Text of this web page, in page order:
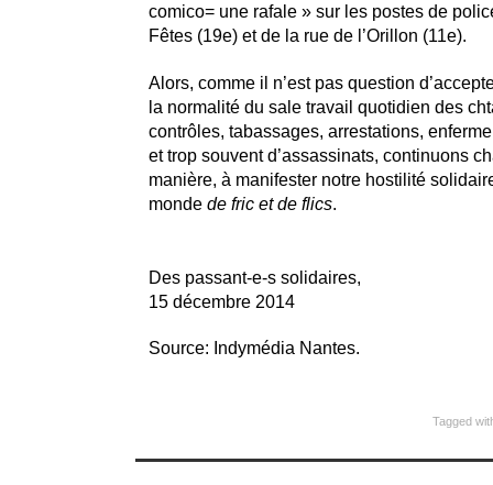
comico= une rafale » sur les postes de
Fêtes (19e) et de la rue de l’Orillon (11e).
Alors, comme il n’est pas question
la normalité du sale travail quotidien des
contrôles, tabassages, arrestations,
et trop souvent d’assassinats, continuons
manière, à manifester notre hostilité
monde de fric et de flics.
Des passant-e-s solidaires,
15 décembre 2014
Source: Indymédia Nantes.
Tagged